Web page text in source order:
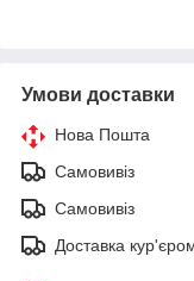
Умови доставки
Нова Пошта
Самовивіз
Самовивіз
Доставка